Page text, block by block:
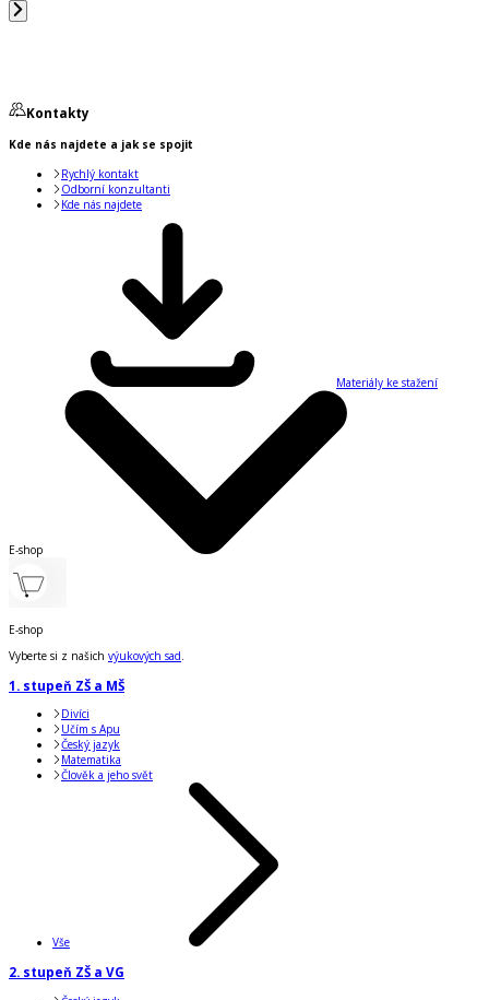
Kontakty
Kde nás najdete a jak se spojit
Rychlý kontakt
Odborní konzultanti
Kde nás najdete
Materiály ke stažení
E-shop
E-shop
Vyberte si z našich výukových sad.
1. stupeň ZŠ a MŠ
Divíci
Učím s Apu
Český jazyk
Matematika
Člověk a jeho svět
Vše
2. stupeň ZŠ a VG